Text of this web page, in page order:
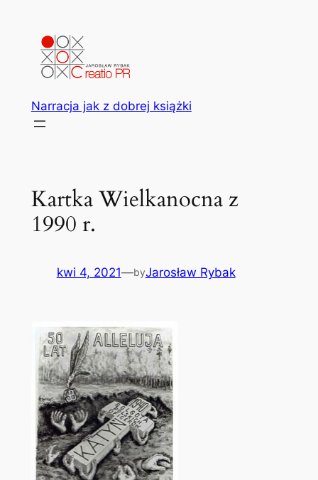
Narracja jak z dobrej książki
Kartka Wielkanocna z
1990 r.
kwi 4, 2021—byJarosław Rybak